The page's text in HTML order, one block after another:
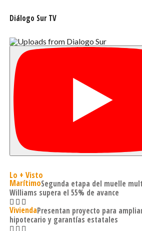
Diálogo Sur TV
Lo + Visto
MarítimoSegunda etapa del muelle
Williams supera el 55% de avance
ViviendaPresentan proyecto para
hipotecario y garantías estatales